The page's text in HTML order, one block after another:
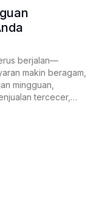
berjalan—
makin beragam,
mingguan,
tercecer,